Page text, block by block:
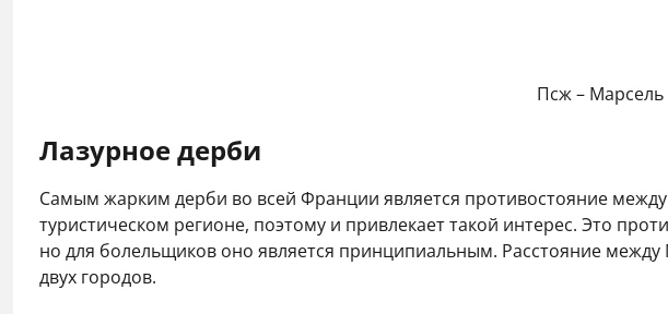
Псж –
Лазурное дерби
Самым жарким дерби во всей Франции является противостояние
туристическом регионе, поэтому и привлекает такой интерес. Это
но для болельщиков оно является принципиальным. Расстояние
двух городов.